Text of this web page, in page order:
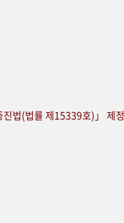
법(법률 제15339호)」 제정